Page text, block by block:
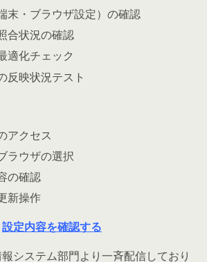
末・ブラウザ設定）の確認
合状況の確認
適化チェック
反映状況テスト
アクセス
ラウザの選択
の確認
新操作
設定内容を確認する
システム部門より一斉配信しており